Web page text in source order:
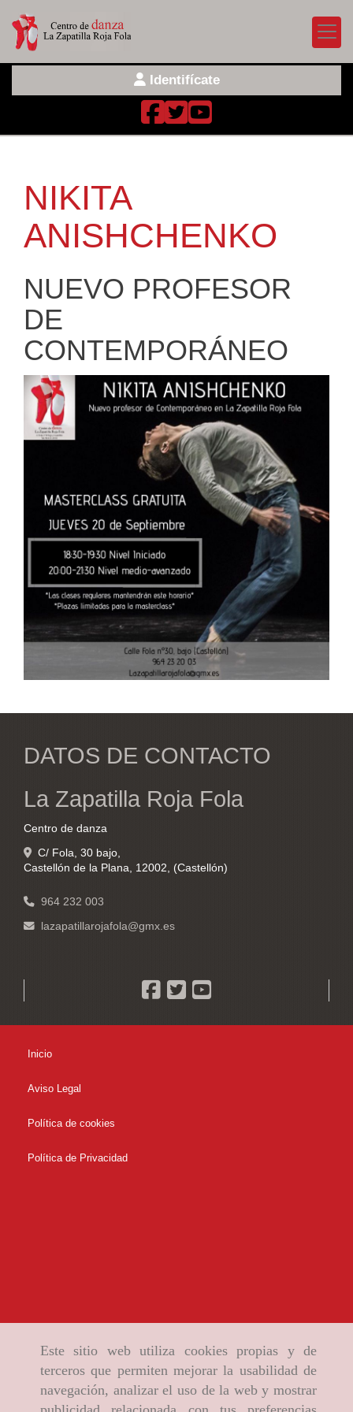
Este sitio web utiliza cookies propias y de
terceros que permiten mejorar la usabilidad de
navegación, analizar el uso de la web y mostrar
Identifícate
NIKITA
ANISHCHENKO
NUEVO PROFESOR
DE
CONTEMPORÁNEO
DATOS DE CONTACTO
La Zapatilla Roja Fola
Centro de danza
C/ Fola, 30 bajo,
Castellón de la Plana
12002 (Castellón)
964 232 003
lazapatillarojafola gmx.es
Inicio
Aviso Legal
Política de cookies
Política de Privacidad